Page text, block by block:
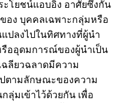
ะโยชน์แอบอิง อาศัยซึ่งกัน
อง บุคคลเฉพาะกลุ่มหรือ
แปลงไปในทิศทางที่ผู้นำ
ออุดมการณ์ของผู้นำเป็น
ลียวฉลาดมีความ
ปตามลักษณะของความ
ลุ่มเข้าไว้ด้วยกัน เพื่อ